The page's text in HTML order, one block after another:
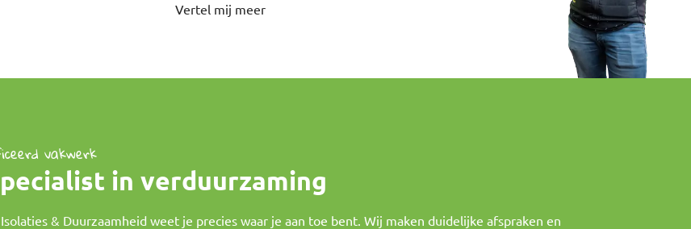
Vertel mij meer
vakwerk
in verduurzaming
& Duurzaamheid weet je precies waar je aan toe bent. Wij maken duidelijke afspraken en